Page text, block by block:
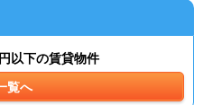
以下の賃貸物件
覧へ